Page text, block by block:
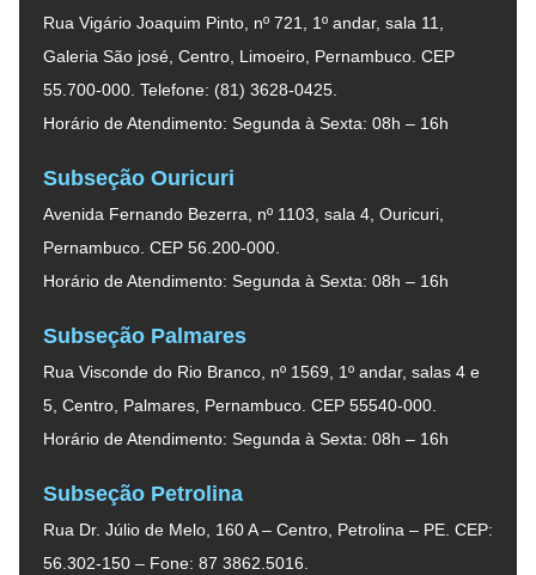
Rua Vigário Joaquim Pinto, nº 721, 1º andar, sala 11,
Galeria São josé, Centro, Limoeiro, Pernambuco. CEP
55.700-000. Telefone: (81) 3628-0425.
Horário de Atendimento: Segunda à Sexta: 08h – 16h
Subseção Ouricuri
Avenida Fernando Bezerra, nº 1103, sala 4, Ouricuri,
Pernambuco. CEP 56.200-000.
Horário de Atendimento: Segunda à Sexta: 08h – 16h
Subseção Palmares
Rua Visconde do Rio Branco, nº 1569, 1º andar, salas 4 e
5, Centro, Palmares, Pernambuco. CEP 55540-000.
Horário de Atendimento: Segunda à Sexta: 08h – 16h
Subseção Petrolina
Rua Dr. Júlio de Melo, 160 A – Centro, Petrolina – PE. CEP:
56.302-150 – Fone: 87 3862.5016.